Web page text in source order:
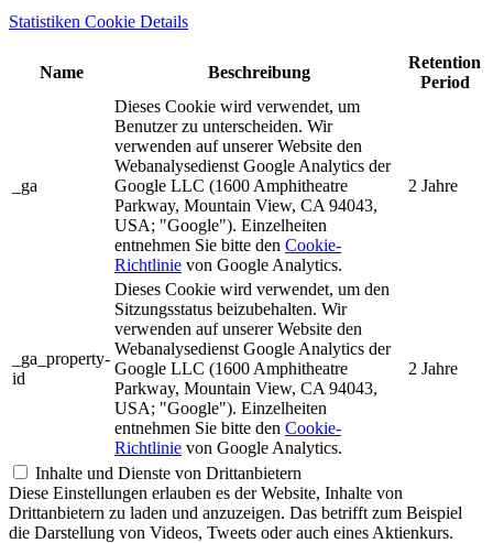
Statistiken Cookie Details
Name Beschreibung
Retention
Period
_ga
Dieses Cookie wird verwendet, um
Benutzer zu unterscheiden. Wir
verwenden auf unserer Website den
Webanalysedienst Google Analytics der
Google LLC (1600 Amphitheatre
Parkway, Mountain View, CA 94043,
USA; "Google"). Einzelheiten
entnehmen Sie bitte den Cookie-
Richtlinie von Google Analytics.
2 Jahre
_ga_property-
id
Dieses Cookie wird verwendet, um den
Sitzungsstatus beizubehalten. Wir
verwenden auf unserer Website den
Webanalysedienst Google Analytics der
Google LLC (1600 Amphitheatre
Parkway, Mountain View, CA 94043,
USA; "Google"). Einzelheiten
entnehmen Sie bitte den Cookie-
Richtlinie von Google Analytics.
2 Jahre
Inhalte und Dienste von Drittanbietern
Diese Einstellungen erlauben es der Website, Inhalte von
Drittanbietern zu laden und anzuzeigen. Das betrifft zum Beispiel
die Darstellung von Videos, Tweets oder auch eines Aktienkurs.